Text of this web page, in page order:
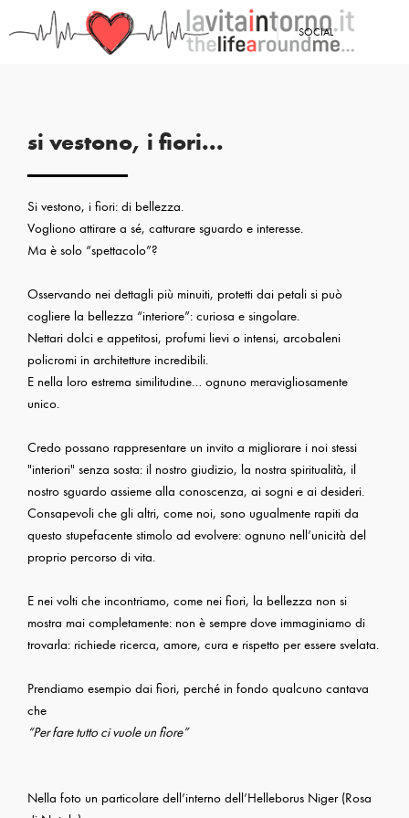
SOCIAL
si vestono, i fiori...
Si vestono, i fiori: di bellezza.
Vogliono attirare a sé, catturare sguardo e interesse.
Ma è solo “spettacolo”?
Osservando nei dettagli più minuiti, protetti dai petali si può
cogliere la bellezza “interiore”: curiosa e singolare.
Nettari dolci e appetitosi, profumi lievi o intensi, arcobaleni
policromi in architetture incredibili.
E nella loro estrema similitudine… ognuno meravigliosamente
unico.
Credo possano rappresentare un invito a migliorare i noi stessi
"interiori" senza sosta: il nostro giudizio, la nostra spiritualità, il
nostro sguardo assieme alla conoscenza, ai sogni e ai desideri.
Consapevoli che gli altri, come noi, sono ugualmente rapiti da
questo stupefacente stimolo ad evolvere: ognuno nell’unicità del
proprio percorso di vita.
E nei volti che incontriamo, come nei fiori, la bellezza non si
mostra mai completamente: non è sempre dove immaginiamo di
trovarla: richiede ricerca, amore, cura e rispetto per essere svelata.
Prendiamo esempio dai fiori, perché in fondo qualcuno cantava
che
“Per fare tutto ci vuole un fiore”
Nella foto un particolare dell’interno dell’Helleborus Niger (Rosa